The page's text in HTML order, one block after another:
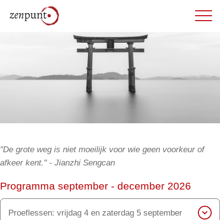
"De grote weg is niet moeilijk voor wie geen voorkeur of
afkeer kent." - Jianzhi Sengcan
Programma september - december 2026
Proeflessen: vrijdag 4 en zaterdag 5 september